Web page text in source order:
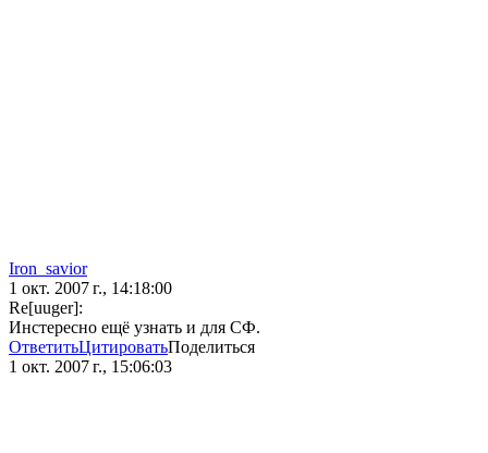
Iron_savior
1 окт. 2007 г., 14:18:00
Re[uuger]:
Инстересно ещё узнать и для СФ.
ОтветитьЦитироватьПоделиться
1 окт. 2007 г., 15:06:03